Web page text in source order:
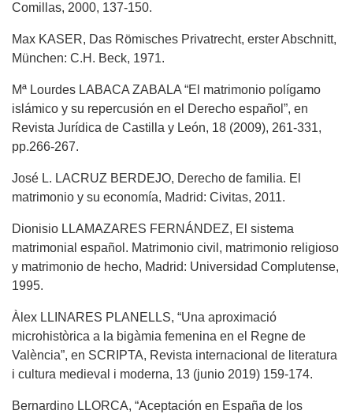
Comillas, 2000, 137-150.
Max KASER, Das Römisches Privatrecht, erster Abschnitt,
München: C.H. Beck, 1971.
Mª Lourdes LABACA ZABALA “El matrimonio polígamo
islámico y su repercusión en el Derecho español”, en
Revista Jurídica de Castilla y León, 18 (2009), 261-331,
pp.266-267.
José L. LACRUZ BERDEJO, Derecho de familia. El
matrimonio y su economía, Madrid: Civitas, 2011.
Dionisio LLAMAZARES FERNÁNDEZ, El sistema
matrimonial español. Matrimonio civil, matrimonio religioso
y matrimonio de hecho, Madrid: Universidad Complutense,
1995.
Àlex LLINARES PLANELLS, “Una aproximació
microhistòrica a la bigàmia femenina en el Regne de
València”, en SCRIPTA, Revista internacional de literatura
i cultura medieval i moderna, 13 (junio 2019) 159-174.
Bernardino LLORCA, “Aceptación en España de los